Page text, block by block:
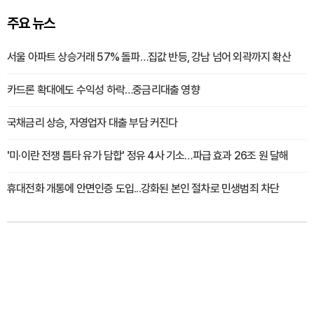
주요 뉴스
서울 아파트 상승거래 57% 돌파…집값 반등, 강남 넘어 외곽까지 확산
카드론 확대에도 수익성 하락…중금리대출 영향
국채금리 상승, 자영업자 대출 부담 커진다
'미·이란 전쟁 틈타 유가 담합' 정유 4사 기소…파급 효과 26조 원 달해
휴대전화 개통에 안면인증 도입...강화된 본인 절차로 민생범죄 차단